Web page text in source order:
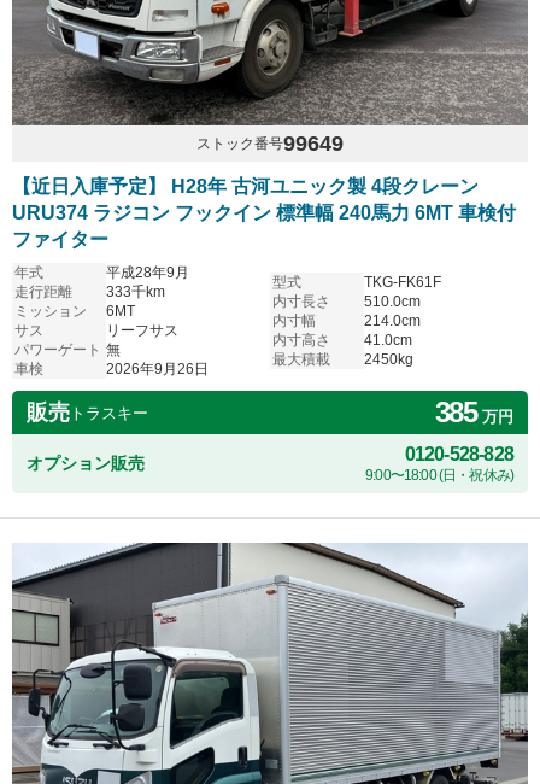
ストック番号99649
【近日入庫予定】 H28年 古河ユニック製 4段クレーン
URU374 ラジコン フックイン 標準幅 240馬力 6MT 車検付
ファイター
年式
平成28年9月
走行距離
333千km
ミッション
6MT
サス
リーフサス
パワーゲート 無
車検
2026年9月26日
型式
TKG-FK61F
内寸長さ
510.0cm
内寸幅
214.0cm
内寸高さ
41.0cm
最大積載
2450kg
販売 トラスキー 385万円
オプション販売 0120-528-828
9:00〜18:00 (日・祝休み)